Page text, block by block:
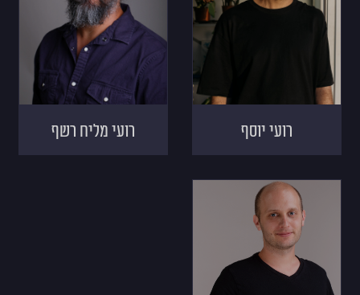
רועי יוסף רועי מליח רשף